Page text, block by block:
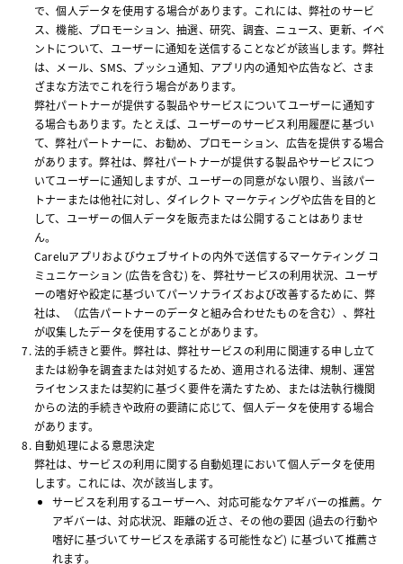
で、個人データを使用する場合があります。これには、弊社のサービ
ス、機能、プロモーション、抽選、研究、調査、ニュース、更新、イベ
ントについて、ユーザーに通知を送信することなどが該当します。弊社
は、メール、SMS、プッシュ通知、アプリ内の通知や広告など、さま
ざまな方法でこれを行う場合があります。
弊社パートナーが提供する製品やサービスについてユーザーに通知す
る場合もあります。たとえば、ユーザーのサービス利用履歴に基づい
て、弊社パートナーに、お勧め、プロモーション、広告を提供する場合
があります。弊社は、弊社パートナーが提供する製品やサービスにつ
いてユーザーに通知しますが、ユーザーの同意がない限り、当該パー
トナーまたは他社に対し、ダイレクト マーケティングや広告を目的と
して、ユーザーの個人データを販売または公開することはありませ
ん。
Careluアプリおよびウェブサイトの内外で送信するマーケティング コ
ミュニケーション (広告を含む) を、弊社サービスの利用状況、ユーザ
ーの嗜好や設定に基づいてパーソナライズおよび改善するために、弊
社は、（広告パートナーのデータと組み合わせたものを含む）、弊社
が収集したデータを使用することがあります。
法的手続きと要件。弊社は、弊社サービスの利用に関連する申し立て
または紛争を調査または対処するため、適用される法律、規制、運営
ライセンスまたは契約に基づく要件を満たすため、または法執行機関
からの法的手続きや政府の要請に応じて、個人データを使用する場合
があります。
自動処理による意思決定
弊社は、サービスの利用に関する自動処理において個人データを使用
します。これには、次が該当します。
サービスを利用するユーザーへ、対応可能なケアギバーの推薦。ケ
アギバーは、対応状況、距離の近さ、その他の要因 (過去の行動や
嗜好に基づいてサービスを承諾する可能性など) に基づいて推薦さ
れます。